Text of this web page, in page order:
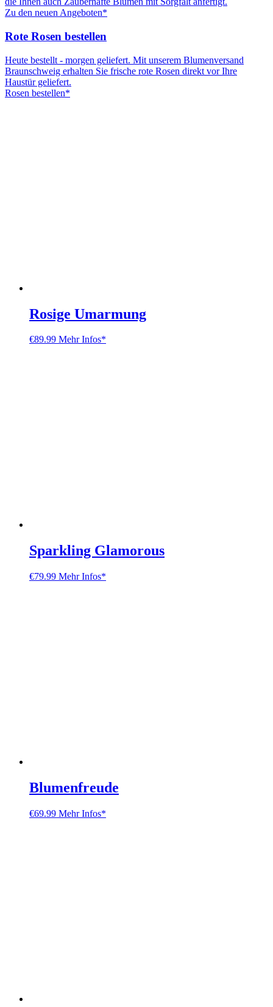
Zu den neuen Angeboten*
Rote Rosen bestellen
Heute bestellt - morgen geliefert. Mit unserem Blumenversand
Braunschweig erhalten Sie frische rote Rosen direkt vor Ihre
Haustür geliefert.
Rosen bestellen*
Rosige Umarmung
€89.99 Mehr Infos*
Sparkling Glamorous
€79.99 Mehr Infos*
Blumenfreude
€69.99 Mehr Infos*